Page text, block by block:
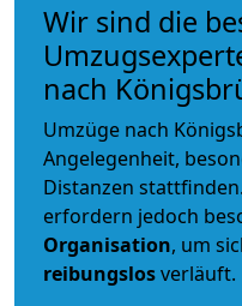
Wir sind die
nach
Umzüge nach
Angelegenheit,
Distanzen
erfordern jedoch
Organisation, um
reibungslosverläuft.